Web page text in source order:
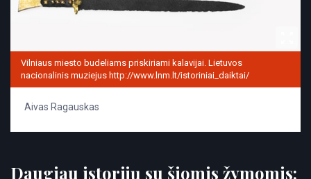
Vilniaus miesto budeliams priskiriami kalavijai. Lietuvos
nacionalinis muziejus http://www.lnm.lt/istoriniai_daiktai/
Aivas Ragauskas
Daugiau istorijų su šiomis žymomis: